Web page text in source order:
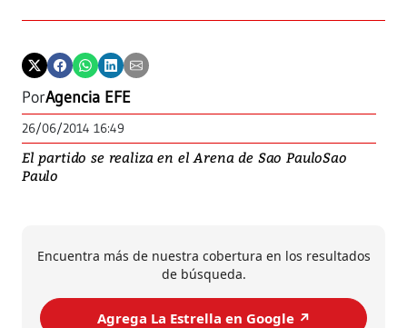
PorAgencia EFE
26/06/2014 16:49
El partido se realiza en el Arena de Sao PauloSao
Paulo
Encuentra más de nuestra cobertura en los resultados
de búsqueda.
Agrega La Estrella en Google ↗️